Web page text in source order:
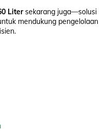
Litersekarang juga—solusi
mendukung pengelolaan